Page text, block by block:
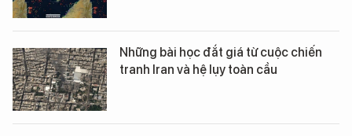
Những bài học đắt giá từ cuộc chiến
tranh Iran và hệ lụy toàn cầu